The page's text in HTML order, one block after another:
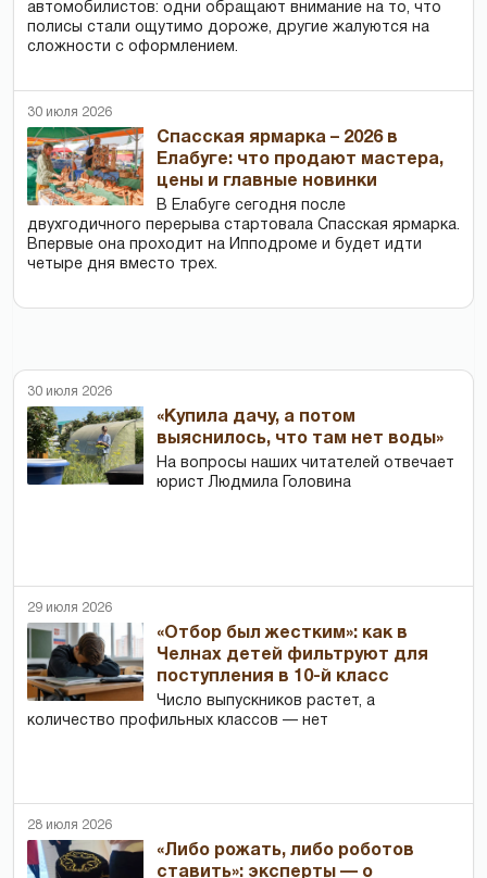
автомобилистов: одни обращают внимание на то, что
полисы стали ощутимо дороже, другие жалуются на
сложности с оформлением.
30 июля 2026
Спасская ярмарка – 2026 в
Елабуге: что продают мастера,
цены и главные новинки
В Елабуге сегодня после
двухгодичного перерыва стартовала Спасская ярмарка.
Впервые она проходит на Ипподроме и будет идти
четыре дня вместо трех.
30 июля 2026
«Купила дачу, а потом
выяснилось, что там нет воды»
На вопросы наших читателей отвечает
юрист Людмила Головина
29 июля 2026
«Отбор был жестким»: как в
Челнах детей фильтруют для
поступления в 10-й класс
Число выпускников растет, а
количество профильных классов — нет
28 июля 2026
«Либо рожать, либо роботов
ставить»: эксперты — о